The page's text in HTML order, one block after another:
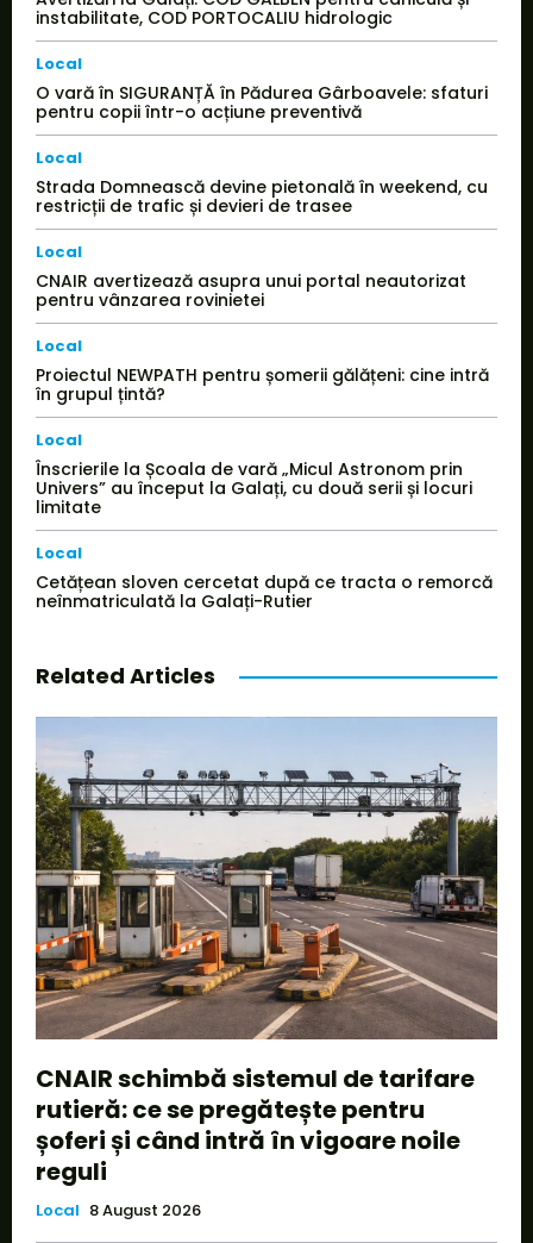
instabilitate, COD PORTOCALIU hidrologic
Local
O vară în SIGURANȚĂ în Pădurea Gârboavele: sfaturi
pentru copii într-o acțiune preventivă
Local
Strada Domnească devine pietonală în weekend, cu
restricții de trafic și devieri de trasee
Local
CNAIR avertizează asupra unui portal neautorizat
pentru vânzarea rovinietei
Local
Proiectul NEWPATH pentru șomerii gălățeni: cine intră
în grupul țintă?
Local
Înscrierile la Școala de vară „Micul Astronom prin
Univers” au început la Galați, cu două serii și locuri
limitate
Local
Cetățean sloven cercetat după ce tracta o remorcă
neînmatriculată la Galați-Rutier
Related Articles
CNAIR schimbă sistemul de tarifare
rutieră: ce se pregătește pentru
șoferi și când intră în vigoare noile
reguli
Local 8 August 2026